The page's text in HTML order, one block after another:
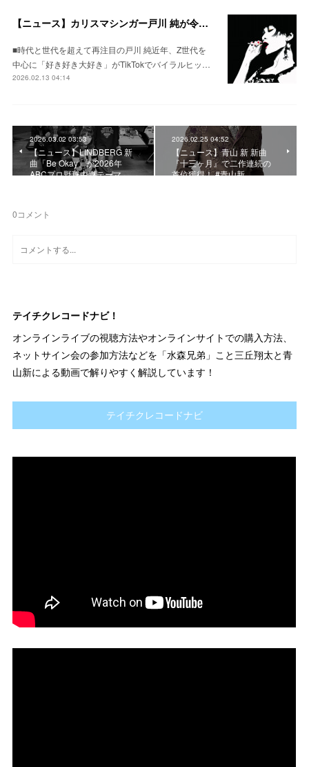
【ニュース】カリスマシンガー戸川 純が令和の時代に再注目される訳とは？ #戸川純 #禍禍女
■時代と世代を超えて再注目の戸川 純近年、Z世代を
中心に「好き好き大好き」がTikTokでバイラルヒッ…
2026.02.13 04:14
2026.03.02 03:53
【ニュース】LINDBERG 新
曲「Be Okay」が2026年
ABCプロ野球中継テーマ…
2026.02.25 04:52
【ニュース】青山 新 新曲
『十三ヶ月』で二作連続の
首位獲得！ #青山新
0コメント
テイチクレコードナビ！
オンラインライブの視聴方法やオンラインサイトでの購入方法、
ネットサイン会の参加方法などを「水森兄弟」こと三丘翔太と青
山新による動画で解りやすく解説しています！
テイチクレコードナビ